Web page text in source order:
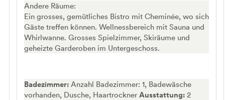
Andere Räume:
Ein grosses, gemütliches Bistro mit Cheminée, wo sich
Gäste treffen können. Wellnessbereich mit Sauna und
Whirlwanne. Grosses Spielzimmer, Skiräume und
geheizte Garderoben im Untergeschoss.
Badezimmer: Anzahl Badezimmer: 1, Badewäsche
vorhanden, Dusche, Haartrockner Ausstattung: 2